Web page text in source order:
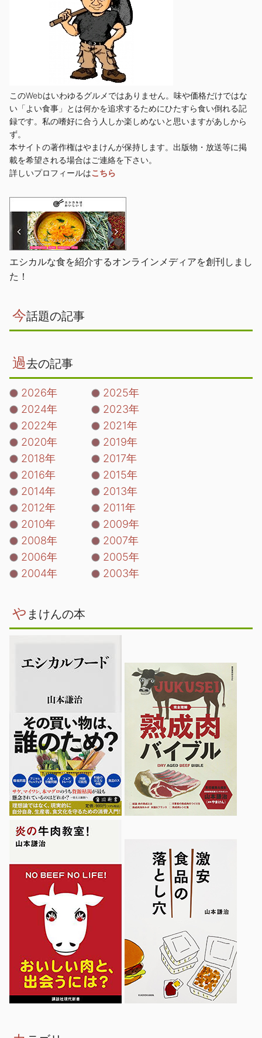
このWebはいわゆるグルメではありません。味や価格だけではな
い「よい食事」とは何かを追求するためにひたすら食い倒れる記
録です。私の嗜好に合う人しか楽しめないと思いますがあしから
ず。
本サイトの著作権はやまけんが保持します。出版物・放送等に掲
載を希望される場合はご連絡を下さい。
詳しいプロフィールはこちら
エシカルな食を紹介するオンラインメディアを創刊しまし
た！
今話題の記事
過去の記事
2026年
2025年
2024年
2023年
2022年
2021年
2020年
2019年
2018年
2017年
2016年
2015年
2014年
2013年
2012年
2011年
2010年
2009年
2008年
2007年
2006年
2005年
2004年
2003年
や まけんの本